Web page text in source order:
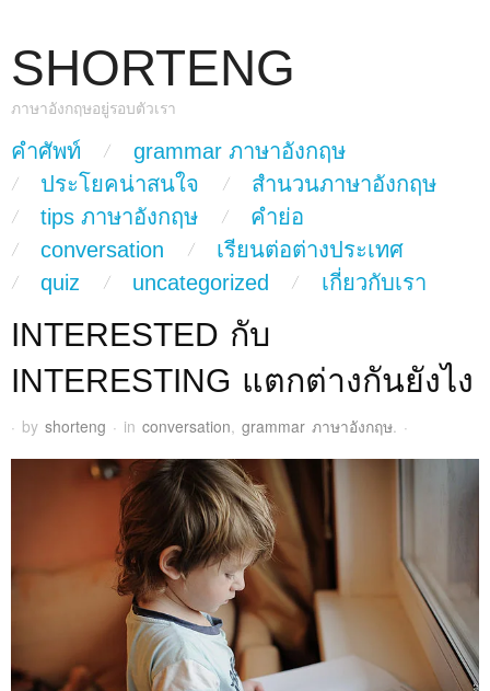
SHORTENG
ภาษาอังกฤษอยู่รอบตัวเรา
Main Menu
skip to content
คำศัพท์
grammar ภาษาอังกฤษ
ประโยคน่าสนใจ
สำนวนภาษาอังกฤษ
tips ภาษาอังกฤษ
คำย่อ
conversation
เรียนต่อต่างประเทศ
quiz
uncategorized เกี่ยวกับเรา
INTERESTED กับ
INTERESTING แตกต่างกันยังไง
· by shorteng · in conversation, grammar ภาษาอังกฤษ. ·